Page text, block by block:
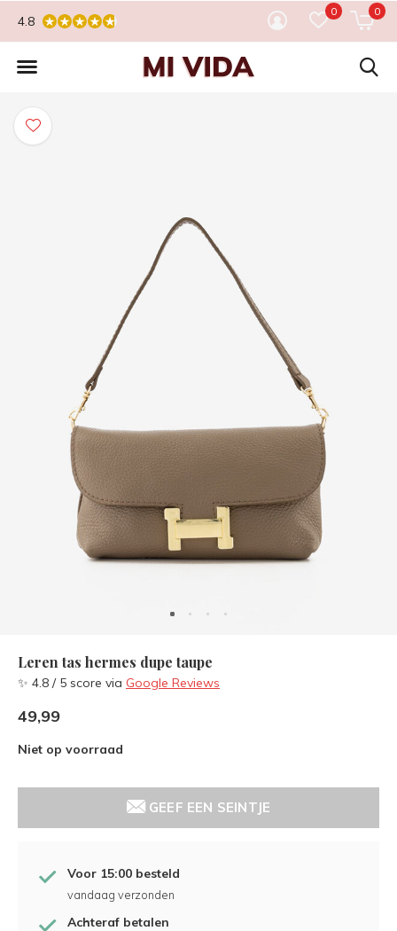
0 0
4.8
Leren tas hermes dupe taupe
✨ 4.8 / 5 score via Google Reviews
49,99
Niet op voorraad
GEEF EEN SEINTJE
Voor 15:00 besteld
vandaag verzonden
Achteraf betalen